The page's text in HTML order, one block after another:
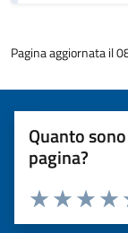
Pagina aggiornata il
Quanto
pagina?
Valuta
Valuta 2
Valuta 1 stelle